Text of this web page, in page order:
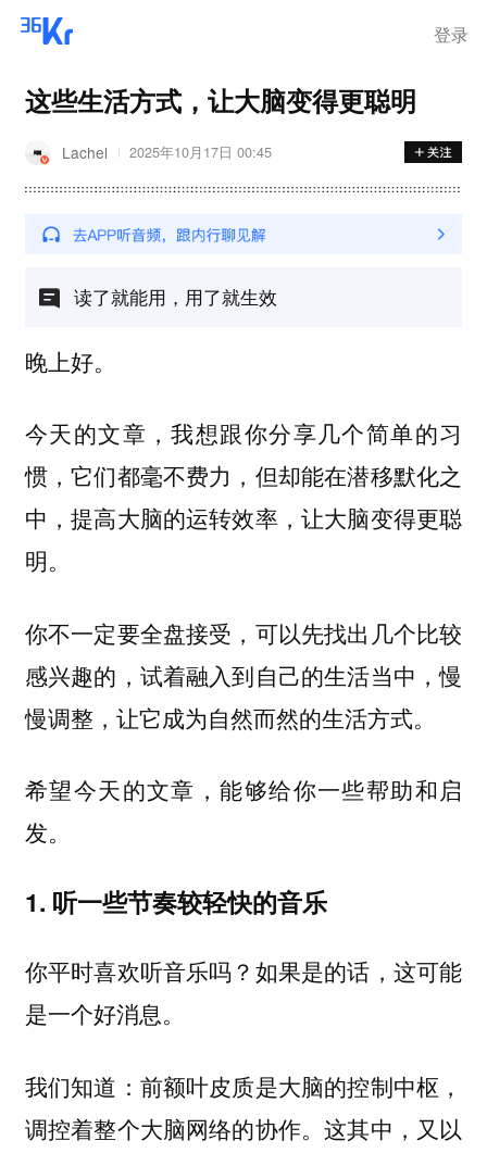
登录
这些生活方式，让大脑变得更聪明
Lachel 2025年10月17日 00:45
读了就能用，用了就生效
晚上好。
今天的文章，我想跟你分享几个简单的习
惯，它们都毫不费力，但却能在潜移默化之
中，提高大脑的运转效率，让大脑变得更聪
明。
你不一定要全盘接受，可以先找出几个比较
感兴趣的，试着融入到自己的生活当中，慢
慢调整，让它成为自然而然的生活方式。
希望今天的文章，能够给你一些帮助和启
发。
1. 听一些节奏较轻快的音乐
你平时喜欢听音乐吗？如果是的话，这可能
是一个好消息。
我们知道：前额叶皮质是大脑的控制中枢，
调控着整个大脑网络的协作。这其中，又以